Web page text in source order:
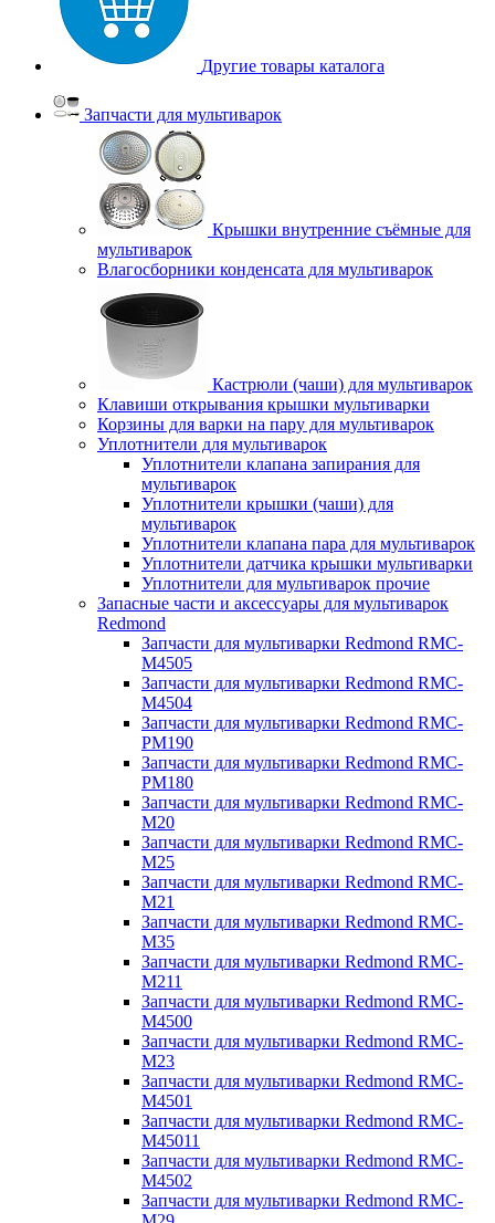
Другие товары каталога
Запчасти для мультиварок
Крышки внутренние съёмные для
мультиварок
Влагосборники конденсата для мультиварок
Кастрюли (чаши) для мультиварок
Клавиши открывания крышки мультиварки
Корзины для варки на пару для мультиварок
Уплотнители для мультиварок
Уплотнители клапана запирания для
мультиварок
Уплотнители крышки (чаши) для
мультиварок
Уплотнители клапана пара для мультиварок
Уплотнители датчика крышки мультиварки
Уплотнители для мультиварок прочие
Запасные части и аксессуары для мультиварок
Redmond
Запчасти для мультиварки Redmond RMC-
M4505
Запчасти для мультиварки Redmond RMC-
M4504
Запчасти для мультиварки Redmond RMC-
PM190
Запчасти для мультиварки Redmond RMC-
PM180
Запчасти для мультиварки Redmond RMC-
M20
Запчасти для мультиварки Redmond RMC-
M25
Запчасти для мультиварки Redmond RMC-
M21
Запчасти для мультиварки Redmond RMC-
M35
Запчасти для мультиварки Redmond RMC-
M211
Запчасти для мультиварки Redmond RMC-
M4500
Запчасти для мультиварки Redmond RMC-
M23
Запчасти для мультиварки Redmond RMC-
M4501
Запчасти для мультиварки Redmond RMC-
M45011
Запчасти для мультиварки Redmond RMC-
M4502
Запчасти для мультиварки Redmond RMC-